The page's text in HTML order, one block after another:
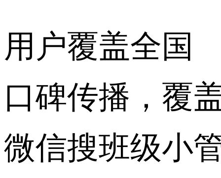
用户覆盖全国
口碑传播，覆
微信搜班级小